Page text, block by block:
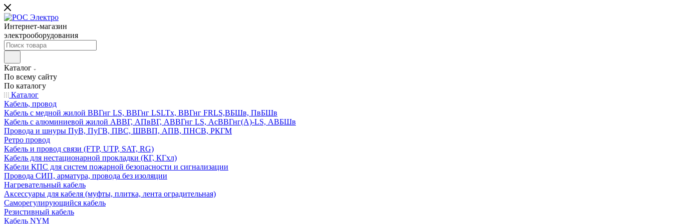
Интернет-магазин
электрооборудования
Каталог
По всему сайту
По каталогу
Каталог
Кабель, провод
Кабель с медной жилой ВВГнг LS, ВВГнг LSLTx, ВВГнг FRLS,ВБШв, ПвБШв
Кабель с алюминиевой жилой АВВГ, АПвВГ, АВВГнг LS, АсВВГнг(А)-LS, АВБШв
Провода и шнуры ПуВ, ПуГВ, ПВС, ШВВП, АПВ, ПНСВ, РКГМ
Ретро провод
Кабель и провод связи (FTP, UTP, SAT, RG)
Кабель для нестационарной прокладки (КГ, КГхл)
Кабели КПС для систем пожарной безопасности и сигнализации
Провода СИП, арматура, провода без изоляции
Нагревательный кабель
Аксессуары для кабеля (муфты, плитка, лента оградительная)
Саморегулирующийся кабель
Резистивный кабель
Кабель NYM